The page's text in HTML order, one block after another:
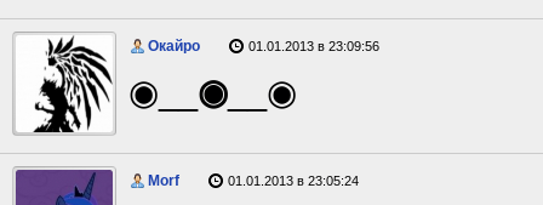
Окайро 01.01.2013 в 23:09:56
◉__ ◉ __◉
Morf 01.01.2013 в 23:05:24